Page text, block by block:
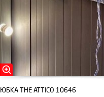
ЮБКА THE ATTICO 10646